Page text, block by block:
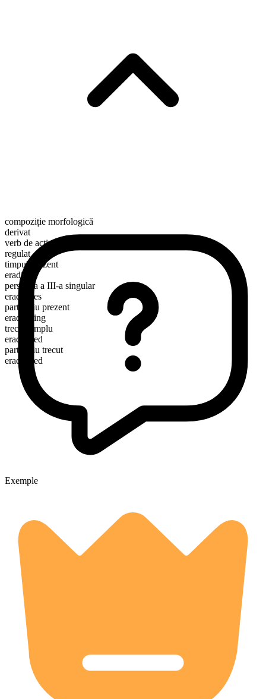
compoziție morfologică
derivat
verb de acțiune
regulat
timpul prezent
eradicate
persoana a III-a singular
eradicates
participiu prezent
eradicating
trecut simplu
eradicated
participiu trecut
eradicated
Exemple